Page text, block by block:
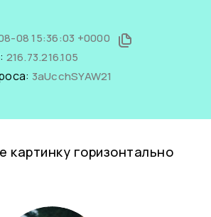
08 15:36:03 +0000
216.73.216.105
3aUcchSYAW21
картинку горизонтально